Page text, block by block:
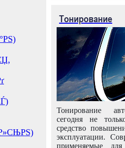
Тонирование
Тонирование
сегодня не
средство
эксплуатации.
применяемые